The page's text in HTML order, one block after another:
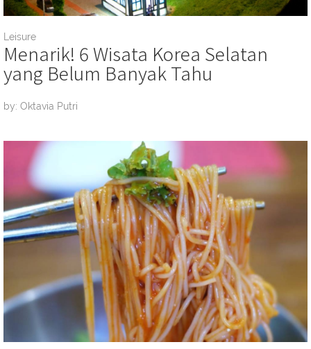
Leisure
Menarik! 6 Wisata Korea Selatan
yang Belum Banyak Tahu
by: Oktavia Putri